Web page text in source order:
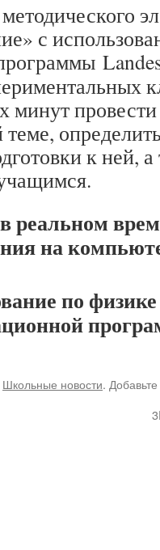
с
минут
к ней,
реальном
на
по
Школьные новости.